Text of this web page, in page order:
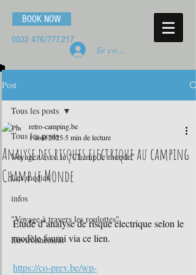
BOOK NOW
0032 476/777.217
Se connecter
Post
Tous les posts
Voyagez avec le "Champ le monde"
Les medias
infos
"Voyage à travers les roulottes"
Environnement
Tous les posts
Analyse des risques electrique au camping
Champ le Monde
retro-camping.be
1 août 2025 5 min de lecture
Étude d’analyse de risque électrique selon le
modèle fourni via ce lien.
https://co-prev.be/wp-